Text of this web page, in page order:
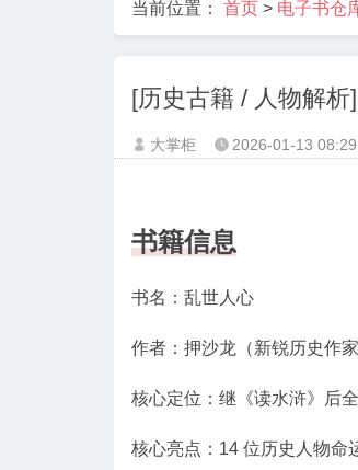
当前位置： 首页 > 电子书仓
[历史古籍 / 人物解
 大掌柜  2026-01-13 08:29
书籍信息
书名：乱世人心
作者：押沙龙（新锐历史作
核心定位：继《读水浒》后
核心亮点：14 位历史人物命